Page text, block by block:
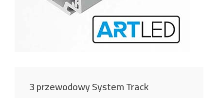
3 przewodowy System Track